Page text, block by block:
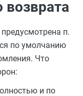
возврата
п.
по умолчанию
Что
и по